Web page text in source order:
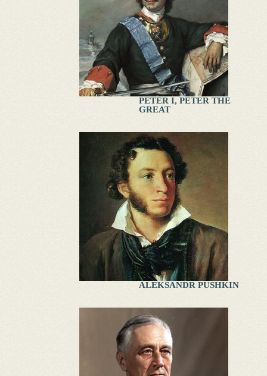
PETER I, PETER THE
GREAT
ALEKSANDR PUSHKIN